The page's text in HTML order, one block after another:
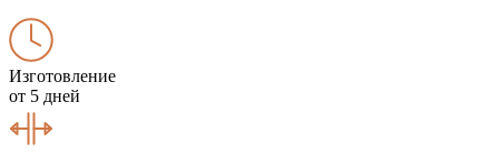
Изготовление
от 5 дней